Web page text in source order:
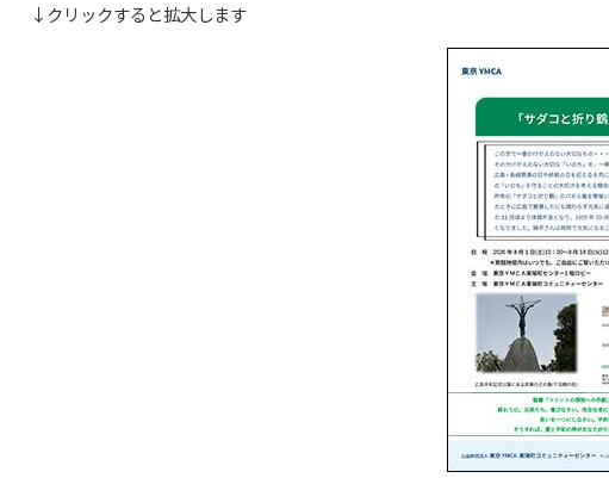
↓クリックすると拡大します